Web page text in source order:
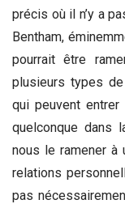
précis où il n’y a
Bentham,
pourrait être
plusieurs types
qui peuvent
quelconque dans
nous le ramener à
relations
pas